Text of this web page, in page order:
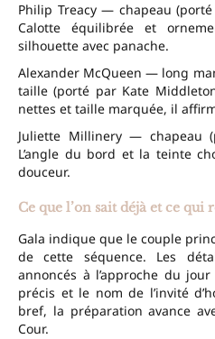
Philip Treacy — chapeau
Calotte équilibrée et
silhouette avec panache.
Alexander McQueen — long
taille (porté par Kate
nettes et taille marquée, il
Juliette Millinery — chapeau
L’angle du bord et la teinte
douceur.
Ce que l’on sait déjà et ce qui
Gala indique que le couple
de cette séquence. Les
annoncés à l’approche du jour
précis et le nom de l’invité
bref, la préparation avance
Cour.